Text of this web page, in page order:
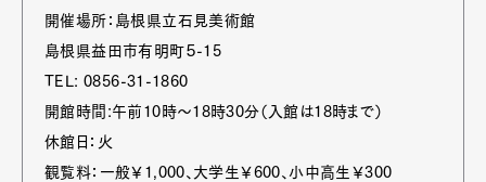
開催場所：島根県立石見美術館
島根県益田市有明町５-15
TEL: 0856-31-1860
開館時間:午前10時～18時30分（入館は18時まで）
休館日：火
観覧料：一般￥1,000、大学生￥600、小中高生￥300